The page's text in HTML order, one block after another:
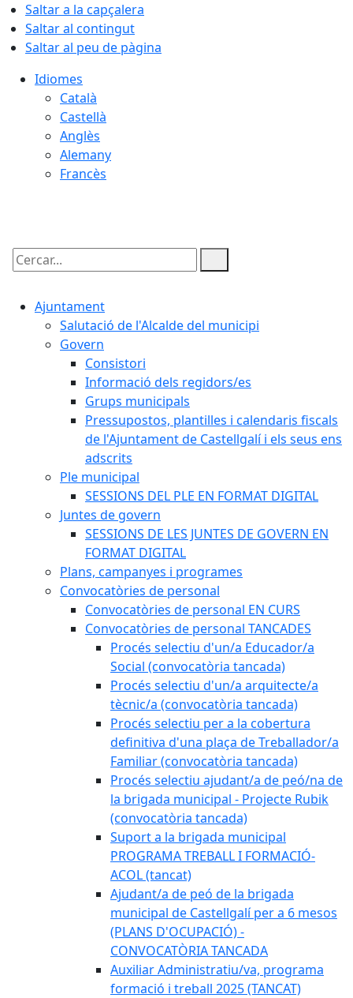
Saltar a la capçalera
Saltar al contingut
Saltar al peu de pàgina
Idiomes
Català
Castellà
Anglès
Alemany
Francès
Cercar:
Ajuntament
Salutació de l'Alcalde del municipi
Govern
Consistori
Informació dels regidors/es
Grups municipals
Pressupostos, plantilles i calendaris fiscals
de l'Ajuntament de Castellgalí i els seus ens
adscrits
Ple municipal
SESSIONS DEL PLE EN FORMAT DIGITAL
Juntes de govern
SESSIONS DE LES JUNTES DE GOVERN EN
FORMAT DIGITAL
Plans, campanyes i programes
Convocatòries de personal
Convocatòries de personal EN CURS
Convocatòries de personal TANCADES
Procés selectiu d'un/a Educador/a
Social (convocatòria tancada)
Procés selectiu d'un/a arquitecte/a
tècnic/a (convocatòria tancada)
Procés selectiu per a la cobertura
definitiva d'una plaça de Treballador/a
Familiar (convocatòria tancada)
Procés selectiu ajudant/a de peó/na de
la brigada municipal - Projecte Rubik
(convocatòria tancada)
Suport a la brigada municipal
PROGRAMA TREBALL I FORMACIÓ-
ACOL (tancat)
Ajudant/a de peó de la brigada
municipal de Castellgalí per a 6 mesos
(PLANS D'OCUPACIÓ) -
CONVOCATÒRIA TANCADA
Auxiliar Administratiu/va, programa
formació i treball 2025 (TANCAT)